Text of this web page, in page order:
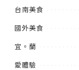
台南美食
國外美食
宜。蘭
愛體驗